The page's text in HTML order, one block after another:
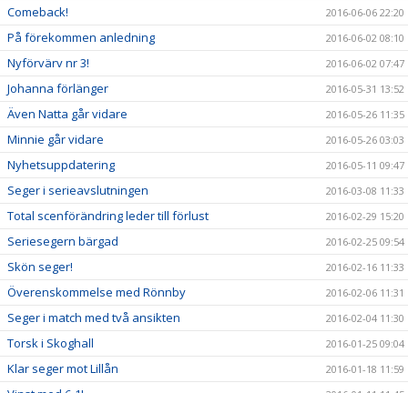
Comeback! 2016-06-06 22:20
På förekommen anledning 2016-06-02 08:10
Nyförvärv nr 3! 2016-06-02 07:47
Johanna förlänger 2016-05-31 13:52
Även Natta går vidare 2016-05-26 11:35
Minnie går vidare 2016-05-26 03:03
Nyhetsuppdatering 2016-05-11 09:47
Seger i serieavslutningen 2016-03-08 11:33
Total scenförändring leder till förlust 2016-02-29 15:20
Seriesegern bärgad 2016-02-25 09:54
Skön seger! 2016-02-16 11:33
Överenskommelse med Rönnby 2016-02-06 11:31
Seger i match med två ansikten 2016-02-04 11:30
Torsk i Skoghall 2016-01-25 09:04
Klar seger mot Lillån 2016-01-18 11:59